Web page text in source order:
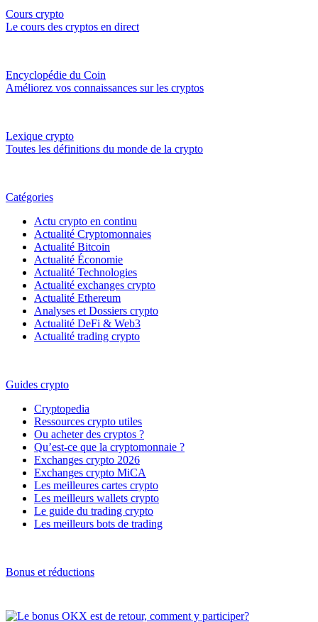
Cours crypto
Le cours des cryptos en direct
Encyclopédie du Coin
Améliorez vos connaissances sur les cryptos
Lexique crypto
Toutes les définitions du monde de la crypto
Catégories
Actu crypto en continu
Actualité Cryptomonnaies
Actualité Bitcoin
Actualité Économie
Actualité Technologies
Actualité exchanges crypto
Actualité Ethereum
Analyses et Dossiers crypto
Actualité DeFi & Web3
Actualité trading crypto
Guides crypto
Cryptopedia
Ressources crypto utiles
Ou acheter des cryptos ?
Qu’est-ce que la cryptomonnaie ?
Exchanges crypto 2026
Exchanges crypto MiCA
Les meilleures cartes crypto
Les meilleurs wallets crypto
Le guide du trading crypto
Les meilleurs bots de trading
Bonus et réductions